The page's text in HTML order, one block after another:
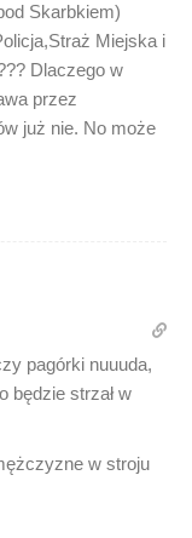
Skarbkiem)
Miejska i
Dlaczego w
przez
już nie. No może
pagórki nuuuda,
będzie strzał w
w stroju